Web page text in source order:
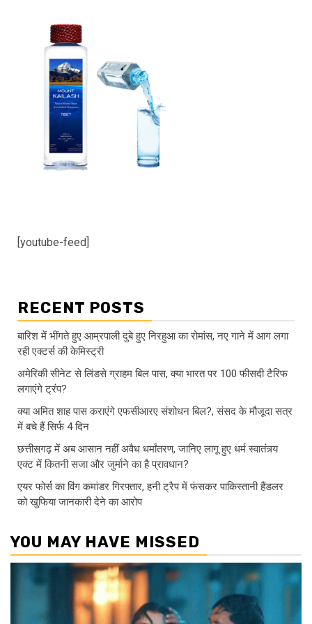
[youtube-feed]
RECENT POSTS
बारिश में भींगते हुए आम्रपाली दुबे हुए निरहुआ का रोमांस, नए गाने में आग लगा
रही एक्टर्स की केमिस्ट्री
अमेरिकी सीनेट से लिंडसे ग्राहम बिल पास, क्या भारत पर 100 फीसदी टैरिफ
लगाएंगे ट्रंप?
क्या अमित शाह पास कराएंगे एफसीआरए संशोधन बिल?, संसद के मौजूदा सत्र
में बचे हैं सिर्फ 4 दिन
छत्तीसगढ़ में अब आसान नहीं अवैध धर्मांतरण, जानिए लागू हुए धर्म स्वातंत्र्य
एक्ट में कितनी सजा और जुर्माने का है प्रावधान?
एयर फोर्स का विंग कमांडर गिरफ्तार, हनी ट्रैप में फंसकर पाकिस्तानी हैंडलर
को खुफिया जानकारी देने का आरोप
YOU MAY HAVE MISSED